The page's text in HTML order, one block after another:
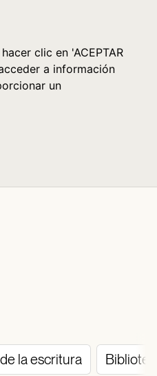
clic en 'ACEPTAR
a información
un
la escritura